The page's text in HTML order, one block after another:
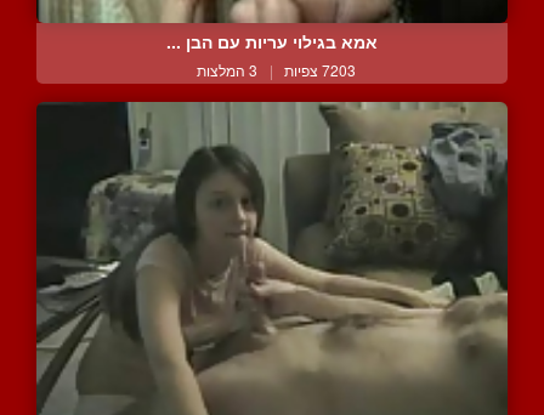
אמא בגילוי עריות עם הבן ...
7203 צפיות | 3 המלצות